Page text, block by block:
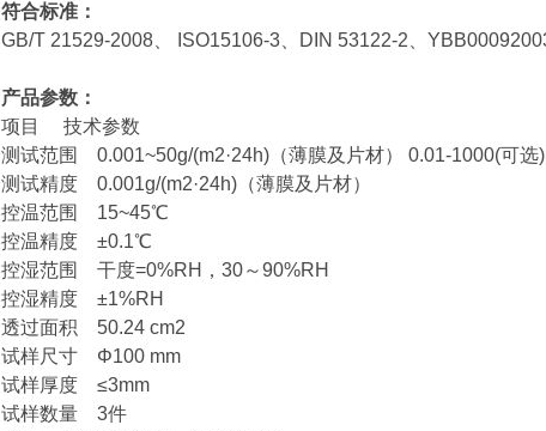
符合标准：
GB/T 21529-2008 、 ISO15106-3、DIN 53122-2、
产品参数：
项目 技术参数
测试范围 0.001~50g/(m2·24h)（薄膜及片材） 0.01-1000(可选)
测试精度 0.001g/(m2·24h)（薄膜及片材）
控温范围 15~45℃
控温精度 ±0.1℃
控湿范围 干度=0%RH，30～90%RH
控湿精度 ±1%RH
透过面积 50.24 cm2
试样尺寸 Φ100 mm
试样厚度 ≤3mm
试样数量 3件